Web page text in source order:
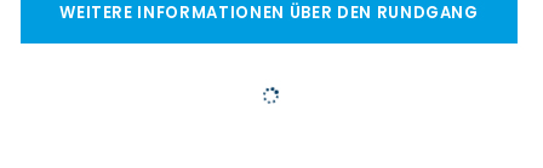
WEITERE INFORMATIONEN ÜBER DEN RUNDGANG